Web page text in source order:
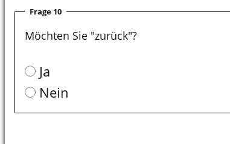
Frage 10
Möchten Sie "zurück"?
Ja
Nein